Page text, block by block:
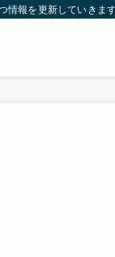
情報を更新していき